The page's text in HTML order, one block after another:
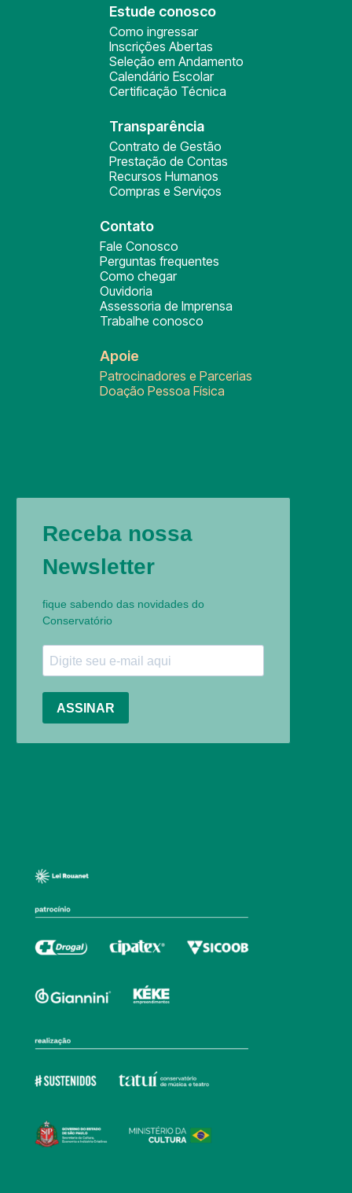
Estude conosco
Como ingressar
Inscrições Abertas
Seleção em Andamento
Calendário Escolar
Certificação Técnica
Transparência
Contrato de Gestão
Prestação de Contas
Recursos Humanos
Compras e Serviços
Contato
Fale Conosco
Perguntas frequentes
Como chegar
Ouvidoria
Assessoria de Imprensa
Trabalhe conosco
Apoie
Patrocinadores e Parcerias
Doação Pessoa Física